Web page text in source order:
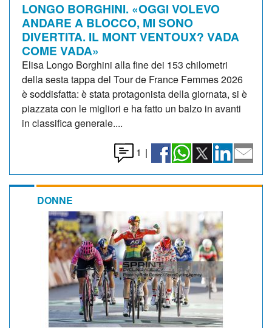
LONGO BORGHINI. «OGGI VOLEVO
ANDARE A BLOCCO, MI SONO
DIVERTITA. IL MONT VENTOUX? VADA
COME VADA»
Elisa Longo Borghini alla fine dei 153 chilometri
della sesta tappa del Tour de France Femmes 2026
è soddisfatta: è stata protagonista della giornata, si è
piazzata con le migliori e ha fatto un balzo in avanti
in classifica generale....
1 |
DONNE